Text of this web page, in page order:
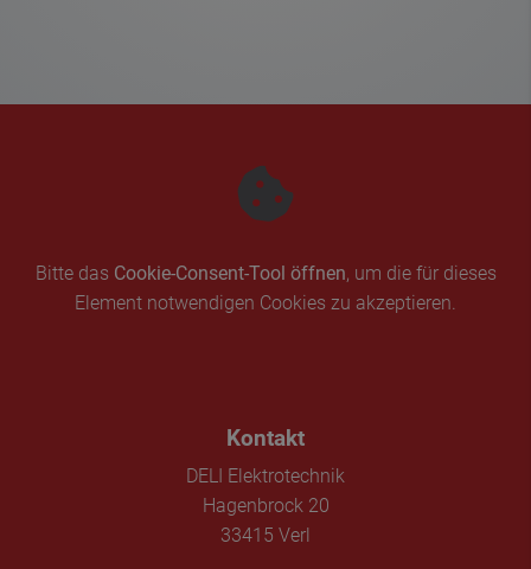
Bitte das Cookie-Consent-Tool öffnen, um die für dieses
Element notwendigen Cookies zu akzeptieren.
FOOTER - KONTAKTDATEN
Kontakt
DELI Elektrotechnik
Hagenbrock 20
33415 Verl